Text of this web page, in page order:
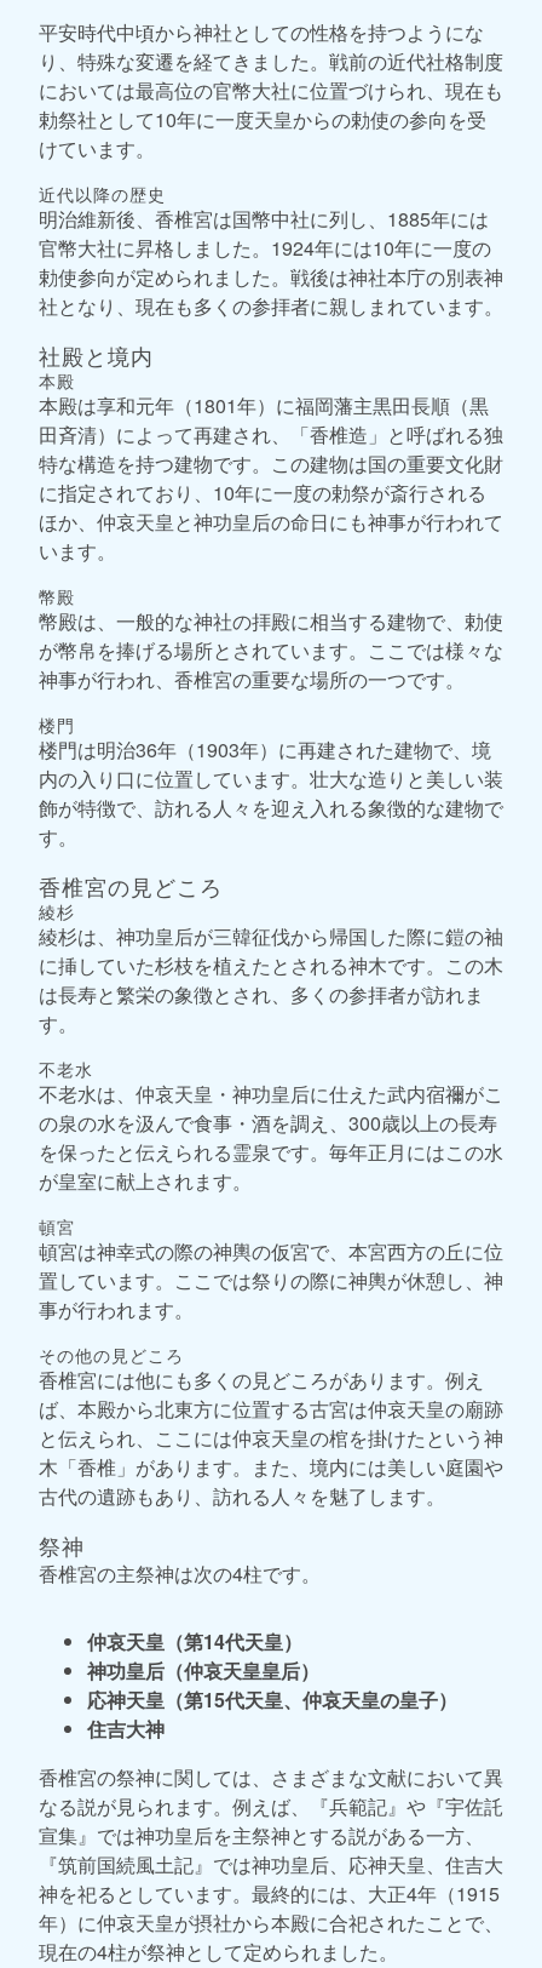
平安時代中頃から神社としての性格を持つようにな
り、特殊な変遷を経てきました。戦前の近代社格制度
においては最高位の官幣大社に位置づけられ、現在も
勅祭社として10年に一度天皇からの勅使の参向を受
けています。
近代以降の歴史
明治維新後、香椎宮は国幣中社に列し、1885年には
官幣大社に昇格しました。1924年には10年に一度の
勅使参向が定められました。戦後は神社本庁の別表神
社となり、現在も多くの参拝者に親しまれています。
社殿と境内
本殿
本殿は享和元年（1801年）に福岡藩主黒田長順（黒
田斉清）によって再建され、「香椎造」と呼ばれる独
特な構造を持つ建物です。この建物は国の重要文化財
に指定されており、10年に一度の勅祭が斎行される
ほか、仲哀天皇と神功皇后の命日にも神事が行われて
います。
幣殿
幣殿は、一般的な神社の拝殿に相当する建物で、勅使
が幣帛を捧げる場所とされています。ここでは様々な
神事が行われ、香椎宮の重要な場所の一つです。
楼門
楼門は明治36年（1903年）に再建された建物で、境
内の入り口に位置しています。壮大な造りと美しい装
飾が特徴で、訪れる人々を迎え入れる象徴的な建物で
す。
香椎宮の見どころ
綾杉
綾杉は、神功皇后が三韓征伐から帰国した際に鎧の袖
に挿していた杉枝を植えたとされる神木です。この木
は長寿と繁栄の象徴とされ、多くの参拝者が訪れま
す。
不老水
不老水は、仲哀天皇・神功皇后に仕えた武内宿禰がこ
の泉の水を汲んで食事・酒を調え、300歳以上の長寿
を保ったと伝えられる霊泉です。毎年正月にはこの水
が皇室に献上されます。
頓宮
頓宮は神幸式の際の神輿の仮宮で、本宮西方の丘に位
置しています。ここでは祭りの際に神輿が休憩し、神
事が行われます。
その他の見どころ
香椎宮には他にも多くの見どころがあります。例え
ば、本殿から北東方に位置する古宮は仲哀天皇の廟跡
と伝えられ、ここには仲哀天皇の棺を掛けたという神
木「香椎」があります。また、境内には美しい庭園や
古代の遺跡もあり、訪れる人々を魅了します。
祭神
香椎宮の主祭神は次の4柱です。
仲哀天皇（第14代天皇）
神功皇后（仲哀天皇皇后）
応神天皇（第15代天皇、仲哀天皇の皇子）
住吉大神
香椎宮の祭神に関しては、さまざまな文献において異
なる説が見られます。例えば、『兵範記』や『宇佐託
宣集』では神功皇后を主祭神とする説がある一方、
『筑前国続風土記』では神功皇后、応神天皇、住吉大
神を祀るとしています。最終的には、大正4年（1915
年）に仲哀天皇が摂社から本殿に合祀されたことで、
現在の4柱が祭神として定められました。